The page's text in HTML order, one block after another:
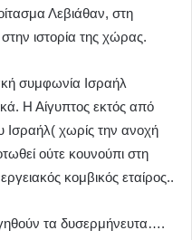
Λεβιάθαν, στη
ιστορία της χώρας.
συμφωνία Ισραήλ
Η Αίγυπτος εκτός από
Ισραήλ( χωρίς την ανοχή
ούτε κουνούπι στη
κομβικός εταίρος..
τα δυσερμήνευτα….